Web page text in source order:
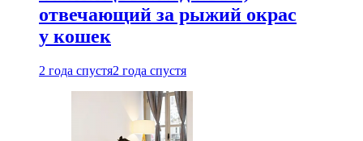
отвечающий за рыжий окрас
у кошек
2 года спустя2 года спустя